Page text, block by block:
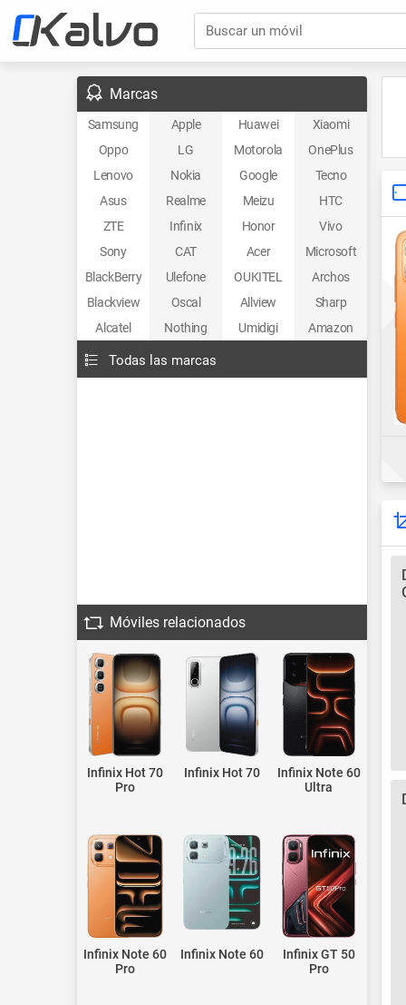
Buscar un móvil
Marcas
Samsung Apple Huawei
Xiaomi
Oppo
LG Motorola
OnePlus
Lenovo
Nokia Google
Tecno
Asus
Realme Meizu
HTC
ZTE
Infinix Honor
Vivo
Sony
CAT Acer
Microsoft
BlackBerry
Ulefone OUKITEL
Archos
Blackview
Oscal Allview
Sharp
Alcatel
Nothing Umidigi Amazon
Todas las marcas
Móviles relacionados
Infinix Hot 70
Pro
Infinix Hot 70
Infinix Note 60
Ultra
Infinix Note 60
Pro
Infinix Note 60
Infinix GT 50
Pro